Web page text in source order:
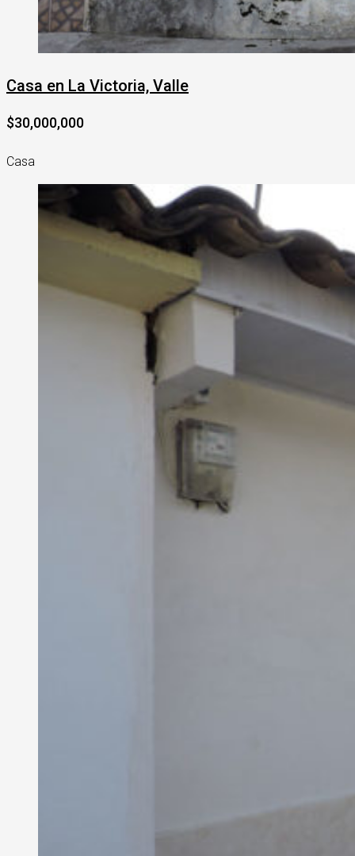
Casa en La Victoria, Valle
$30,000,000
Casa